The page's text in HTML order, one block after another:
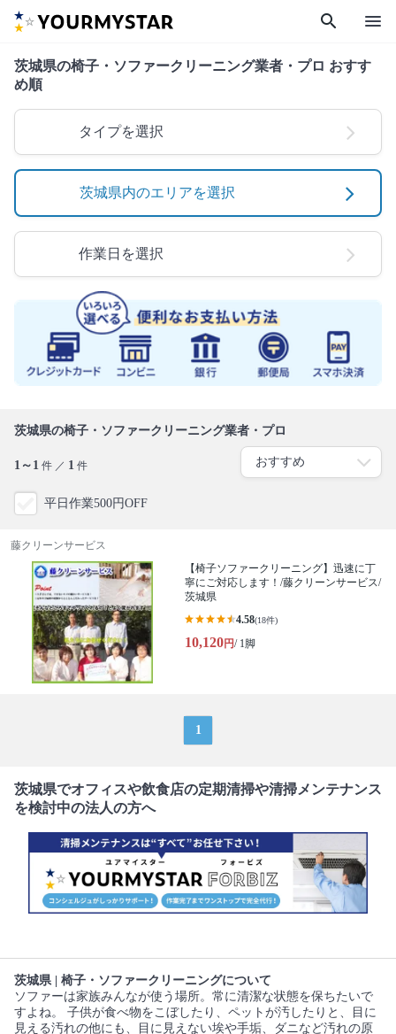
search menu
茨城県の椅子・ソファークリーニング業者・プロ おすす
め順
タイプを選択
茨城県内のエリアを選択
作業日を選択
茨城県の椅子・ソファークリーニング業者・プロ
1～1 件 ／ 1 件
平日作業500円OFF
藤クリーンサービス
【椅子ソファークリーニング】迅速に丁
寧にご対応します！/藤クリーンサービス/
茨城県
4.58(18件)
10,120円/ 1脚
1
茨城県でオフィスや飲食店の定期清掃や清掃メンテナンス
を検討中の法人の方へ
茨城県 | 椅子・ソファークリーニングについて
ソファーは家族みんなが使う場所。常に清潔な状態を保ちたいで
すよね。 子供が食べ物をこぼしたり、ペットが汚したりと、目に
見える汚れの他にも、目に見えない埃や手垢、ダニなど汚れの原